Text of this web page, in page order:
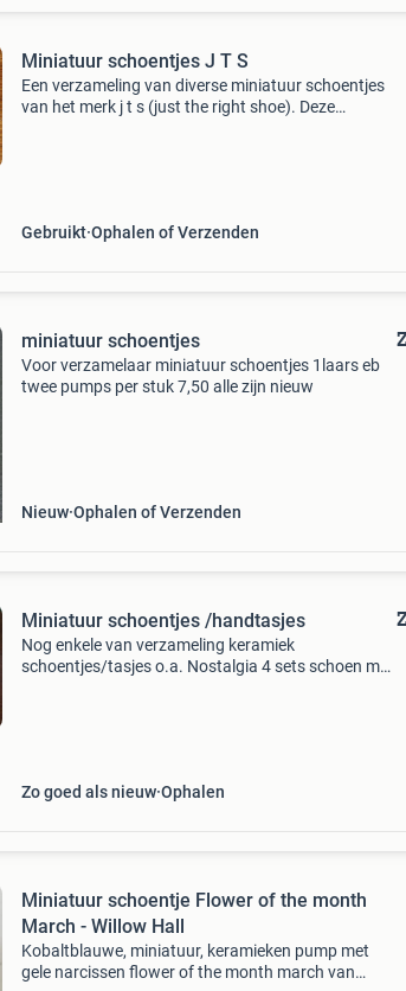
Miniatuur schoentjes J T S
Een verzameling van diverse miniatuur schoentjes
van het merk j t s (just the right shoe). Deze
Gebruikt Ophalen of Verzenden
miniatuur schoentjes
Voor verzamelaar miniatuur schoentjes 1laars eb
twee pumps per stuk 7,50 alle zijn nieuw
Nieuw Ophalen of Verzenden
Miniatuur schoentjes /handtasjes
Nog enkele van verzameling keramiek
schoentjes/tasjes o.a. Nostalgia 4 sets schoen met
Zo goed als nieuw Ophalen
Miniatuur schoentje Flower of the month
March - Willow Hall
Kobaltblauwe, miniatuur, keramieken pump met
gele narcissen flower of the month march van